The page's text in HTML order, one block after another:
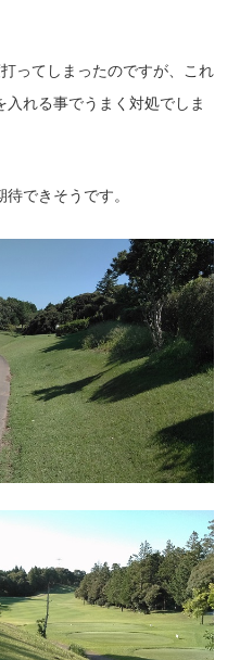
ってしまったのですが、これ
れる事でうまく対処でしま
できそうです。